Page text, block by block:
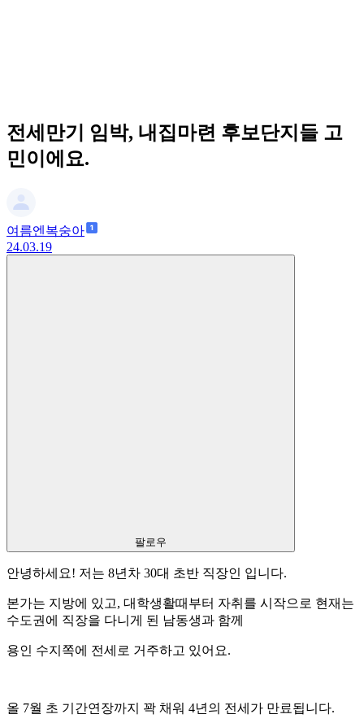
전세만기 임박, 내집마련 후보단지들 고
민이에요.
여름엔복숭아
24.03.19
팔로우
안녕하세요! 저는 8년차 30대 초반 직장인 입니다.
본가는 지방에 있고, 대학생활때부터 자취를 시작으로 현재는
수도권에 직장을 다니게 된 남동생과 함께
용인 수지쪽에 전세로 거주하고 있어요.
올 7월 초 기간연장까지 꽉 채워 4년의 전세가 만료됩니다.